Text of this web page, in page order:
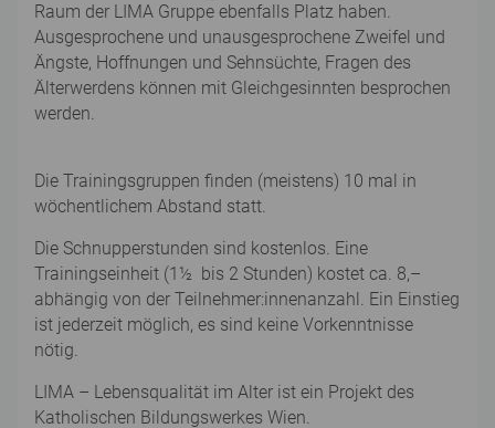
Raum der LIMA Gruppe ebenfalls Platz haben.
Ausgesprochene und unausgesprochene Zweifel und
Ängste, Hoffnungen und Sehnsüchte, Fragen des
Älterwerdens können mit Gleichgesinnten besprochen
werden.
Die Trainingsgruppen finden (meistens) 10 mal in
wöchentlichem Abstand statt.
Die Schnupperstunden sind kostenlos. Eine
Trainingseinheit (1½ bis 2 Stunden) kostet ca. 8,–
abhängig von der Teilnehmer:innenanzahl. Ein Einstieg
ist jederzeit möglich, es sind keine Vorkenntnisse
nötig.
LIMA – Lebensqualität im Alter ist ein Projekt des
Katholischen Bildungswerkes Wien.